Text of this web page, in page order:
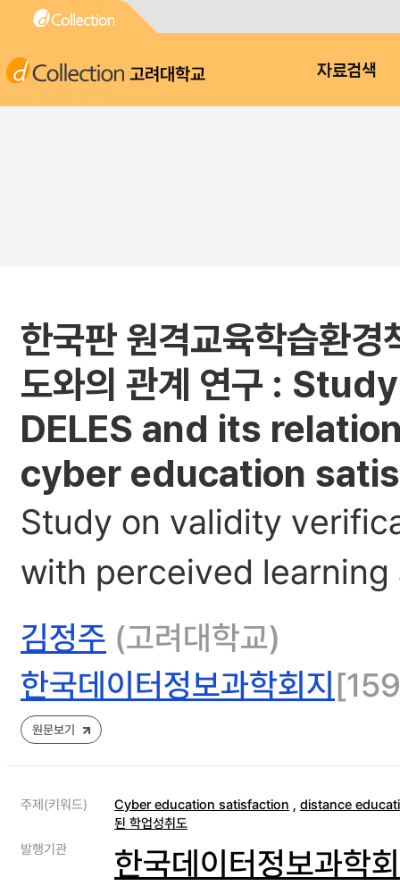
고려대학교 자료검색
한국판 원격교육학습환
도와의 관계 연구 :
DELES and its
cyber education
Study on validity
with perceived
김정주 (고려대학교)
한국데이터정보과학회지
원문보기
주제(키워드) Cyber education satisfaction , distance
된 학업성취도
발행기관
한국데이터정보과학회